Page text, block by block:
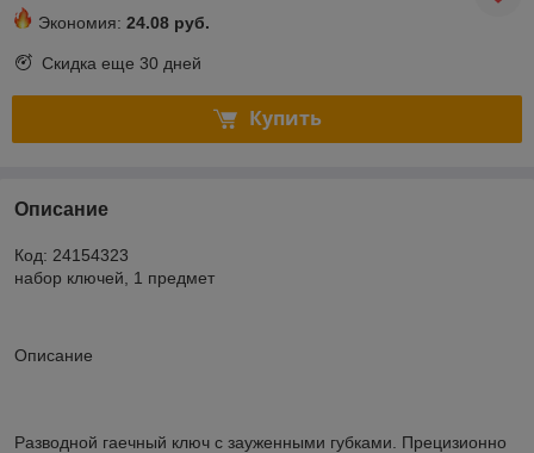
Экономия: 24.08 руб.
Скидка еще 30 дней
Купить
Описание
Код: 24154323
набор ключей, 1 предмет
Описание
Разводной гаечный ключ с зауженными губками. Прецизионно